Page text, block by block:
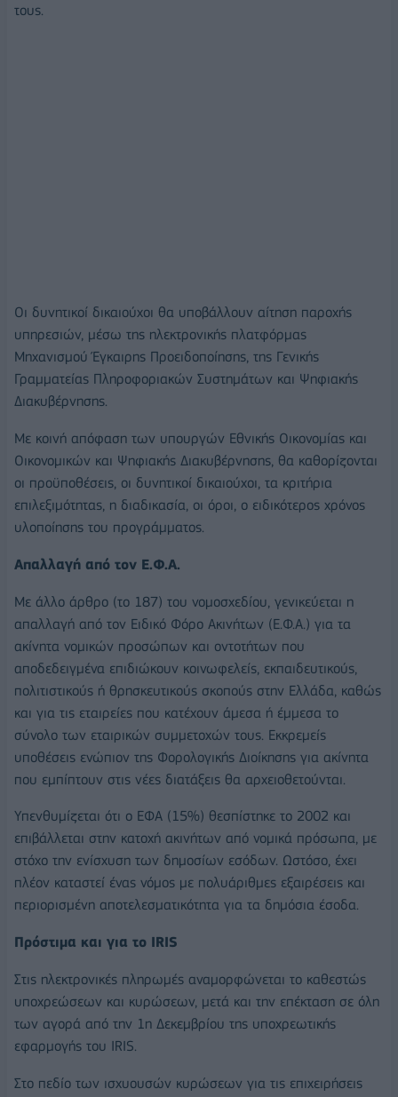
τους.
Οι δυνητικοί δικαιούχοι θα υποβάλλουν αίτηση παροχής
υπηρεσιών, μέσω της ηλεκτρονικής πλατφόρμας
Μηχανισμού Έγκαιρης Προειδοποίησης, της Γενικής
Γραμματείας Πληροφοριακών Συστημάτων και Ψηφιακής
Διακυβέρνησης.
Με κοινή απόφαση των υπουργών Εθνικής Οικονομίας και
Οικονομικών και Ψηφιακής Διακυβέρνησης, θα καθορίζονται
οι προϋποθέσεις, οι δυνητικοί δικαιούχοι, τα κριτήρια
επιλεξιμότητας, η διαδικασία, οι όροι, ο ειδικότερος χρόνος
υλοποίησης του προγράμματος.
Απαλλαγή από τον Ε.Φ.Α.
Με άλλο άρθρο (το 187) του νομοσχεδίου, γενικεύεται η
απαλλαγή από τον Ειδικό Φόρο Ακινήτων (Ε.Φ.Α.) για τα
ακίνητα νομικών προσώπων και οντοτήτων που
αποδεδειγμένα επιδιώκουν κοινωφελείς, εκπαιδευτικούς,
πολιτιστικούς ή θρησκευτικούς σκοπούς στην Ελλάδα, καθώς
και για τις εταιρείες που κατέχουν άμεσα ή έμμεσα το
σύνολο των εταιρικών συμμετοχών τους. Εκκρεμείς
υποθέσεις ενώπιον της Φορολογικής Διοίκησης για ακίνητα
που εμπίπτουν στις νέες διατάξεις θα αρχειοθετούνται.
Υπενθυμίζεται ότι ο ΕΦΑ (15%) θεσπίστηκε το 2002 και
επιβάλλεται στην κατοχή ακινήτων από νομικά πρόσωπα, με
στόχο την ενίσχυση των δημοσίων εσόδων. Ωστόσο, έχει
πλέον καταστεί ένας νόμος με πολυάριθμες εξαιρέσεις και
περιορισμένη αποτελεσματικότητα για τα δημόσια έσοδα.
Πρόστιμα και για το IRIS
Στις ηλεκτρονικές πληρωμές αναμορφώνεται το καθεστώς
υποχρεώσεων και κυρώσεων, μετά και την επέκταση σε όλη
των αγορά από την 1η Δεκεμβρίου της υποχρεωτικής
εφαρμογής του IRIS.
Στο πεδίο των ισχυουσών κυρώσεων για τις επιχειρήσεις